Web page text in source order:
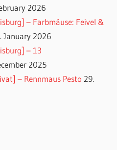
2026
– Farbmäuse: Feivel &
January 2026
– 13
2025
– Rennmaus Pesto 29.